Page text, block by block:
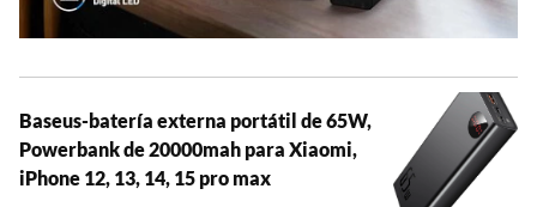
Baseus-batería externa portátil de 65W,
Powerbank de 20000mah para Xiaomi,
iPhone 12, 13, 14, 15 pro max